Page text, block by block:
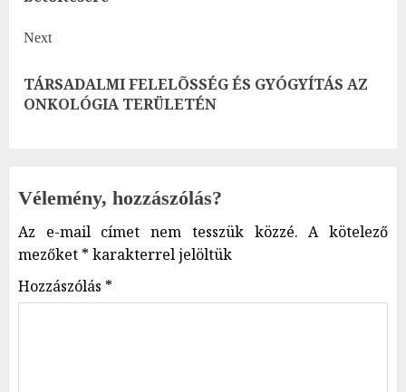
Next
Next
post:
TÁRSADALMI FELELÕSSÉG ÉS GYÓGYÍTÁS AZ
ONKOLÓGIA TERÜLETÉN
Vélemény, hozzászólás?
Az e-mail címet nem tesszük közzé. A kötelező
mezőket * karakterrel jelöltük
Hozzászólás *